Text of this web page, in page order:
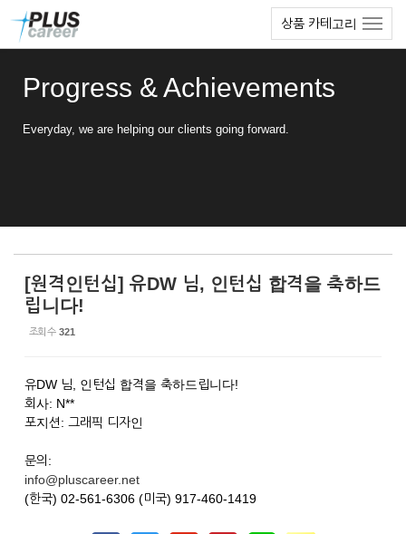
상품 카테고리
Progress & Achievements
Everyday, we are helping our clients going forward.
[원격인턴십] 유DW 님, 인턴십 합격을 축하드
립니다!
조회 수 321
유DW 님, 인턴십 합격을 축하드립니다!
회사: N**
포지션: 그래픽 디자인
문의:
info@pluscareer.net
(한국) 02-561-6306 (미국) 917-460-1419